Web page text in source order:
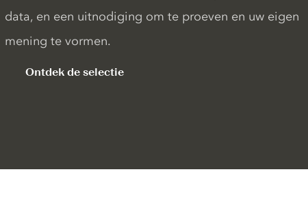
data, en een uitnodiging om te proeven en uw eigen
mening te vormen.
Ontdek de selectie